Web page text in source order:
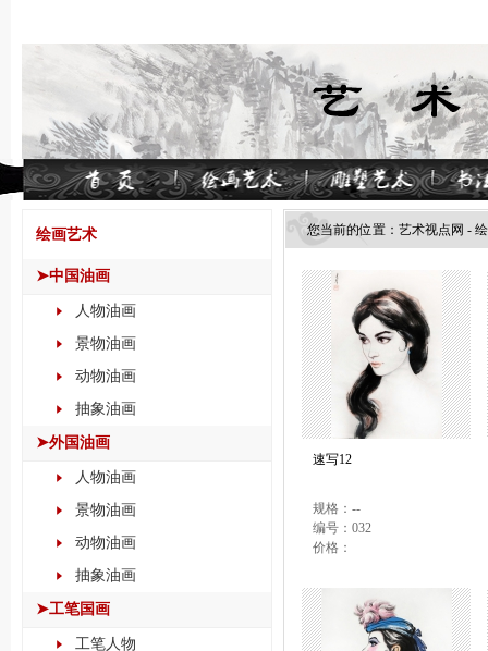
绘画艺术
➤中国油画
人物油画
景物油画
动物油画
抽象油画
➤外国油画
人物油画
景物油画
动物油画
抽象油画
➤工笔国画
工笔人物
您当前的位置： 艺术视点网 -
速写12
规格：--
编号：032
价格：